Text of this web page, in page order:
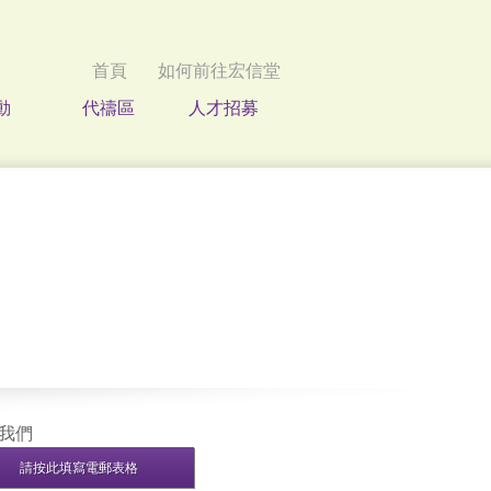
首頁 如何前往宏信堂
代禱區 人才招募
們
請按此填寫電郵表格